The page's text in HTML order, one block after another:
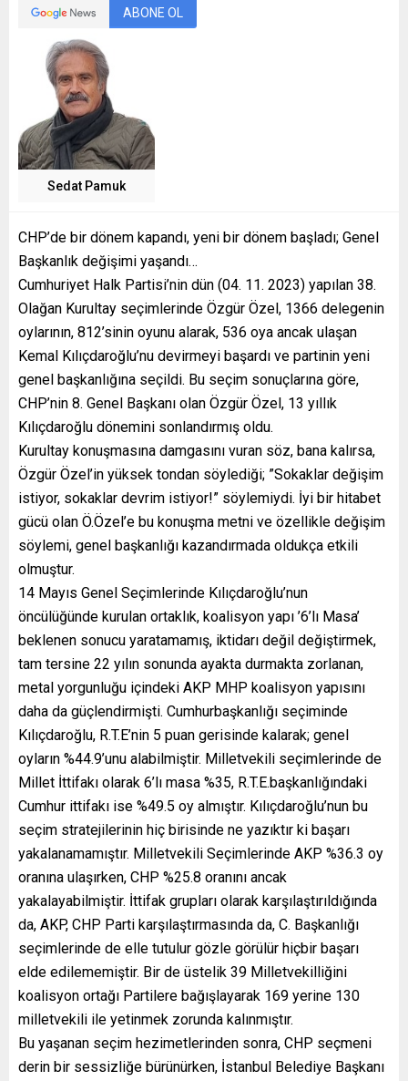
ABONE OL
Sedat Pamuk
CHP’de bir dönem kapandı, yeni bir dönem başladı; Genel
Başkanlık değişimi yaşandı…
Cumhuriyet Halk Partisi’nin dün (04. 11. 2023) yapılan 38.
Olağan Kurultay seçimlerinde Özgür Özel, 1366 delegenin
oylarının, 812’sinin oyunu alarak, 536 oya ancak ulaşan
Kemal Kılıçdaroğlu’nu devirmeyi başardı ve partinin yeni
genel başkanlığına seçildi. Bu seçim sonuçlarına göre,
CHP’nin 8. Genel Başkanı olan Özgür Özel, 13 yıllık
Kılıçdaroğlu dönemini sonlandırmış oldu.
Kurultay konuşmasına damgasını vuran söz, bana kalırsa,
Özgür Özel’in yüksek tondan söylediği; ”Sokaklar değişim
istiyor, sokaklar devrim istiyor!” söylemiydi. İyi bir hitabet
gücü olan Ö.Özel’e bu konuşma metni ve özellikle değişim
söylemi, genel başkanlığı kazandırmada oldukça etkili
olmuştur.
14 Mayıs Genel Seçimlerinde Kılıçdaroğlu’nun
öncülüğünde kurulan ortaklık, koalisyon yapı ’6’lı Masa’
beklenen sonucu yaratamamış, iktidarı değil değiştirmek,
tam tersine 22 yılın sonunda ayakta durmakta zorlanan,
metal yorgunluğu içindeki AKP MHP koalisyon yapısını
daha da güçlendirmişti. Cumhurbaşkanlığı seçiminde
Kılıçdaroğlu, R.T.E’nin 5 puan gerisinde kalarak; genel
oyların %44.9’unu alabilmiştir. Milletvekili seçimlerinde de
Millet İttifakı olarak 6’lı masa %35, R.T.E.başkanlığındaki
Cumhur ittifakı ise %49.5 oy almıştır. Kılıçdaroğlu’nun bu
seçim stratejilerinin hiç birisinde ne yazıktır ki başarı
yakalanamamıştır. Milletvekili Seçimlerinde AKP %36.3 oy
oranına ulaşırken, CHP %25.8 oranını ancak
yakalayabilmiştir. İttifak grupları olarak karşılaştırıldığında
da, AKP, CHP Parti karşılaştırmasında da, C. Başkanlığı
seçimlerinde de elle tutulur gözle görülür hiçbir başarı
elde edilememiştir. Bir de üstelik 39 Milletvekilliğini
koalisyon ortağı Partilere bağışlayarak 169 yerine 130
milletvekili ile yetinmek zorunda kalınmıştır.
Bu yaşanan seçim hezimetlerinden sonra, CHP seçmeni
derin bir sessizliğe bürünürken, İstanbul Belediye Başkanı